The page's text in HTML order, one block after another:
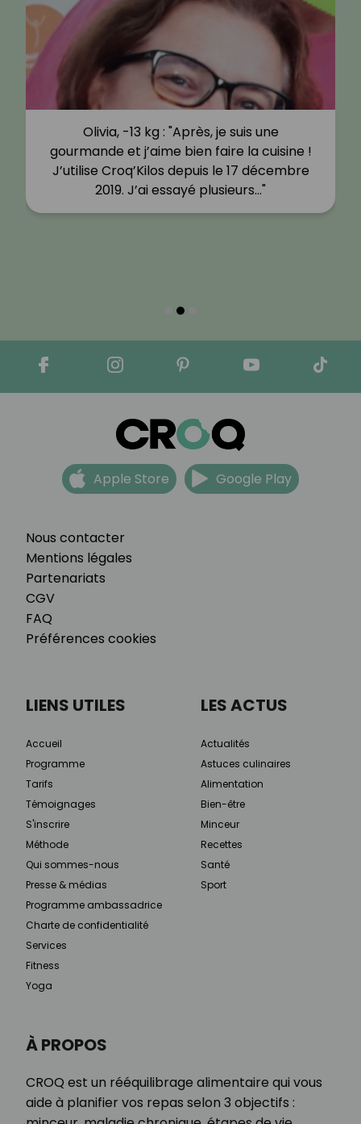
Olivia, -13 kg : "Après, je suis une
gourmande et j’aime bien faire la cuisine !
J’utilise Croq’Kilos depuis le 17 décembre
2019. J’ai essayé plusieurs…"
Nous contacter
Mentions légales
Partenariats
CGV
FAQ
Préférences cookies
Apple Store Google Play
À PROPOS
CROQ est un rééquilibrage alimentaire qui vous
aide à planifier vos repas selon 3 objectifs :
LIENS UTILES
Accueil
Programme
Tarifs
Témoignages
S'inscrire
Méthode
Qui sommes-nous
Presse & médias
Programme ambassadrice
Charte de confidentialité
Services
Fitness
Yoga
LES ACTUS
Actualités
Astuces culinaires
Alimentation
Bien-être
Minceur
Recettes
Santé
Sport